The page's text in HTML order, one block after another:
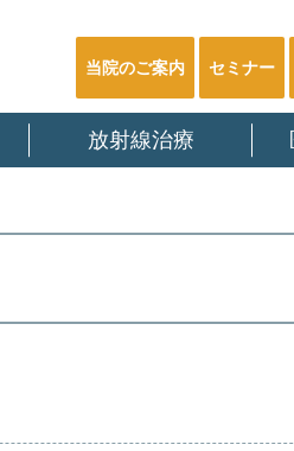
当院のご案内 セミナー
放射線治療